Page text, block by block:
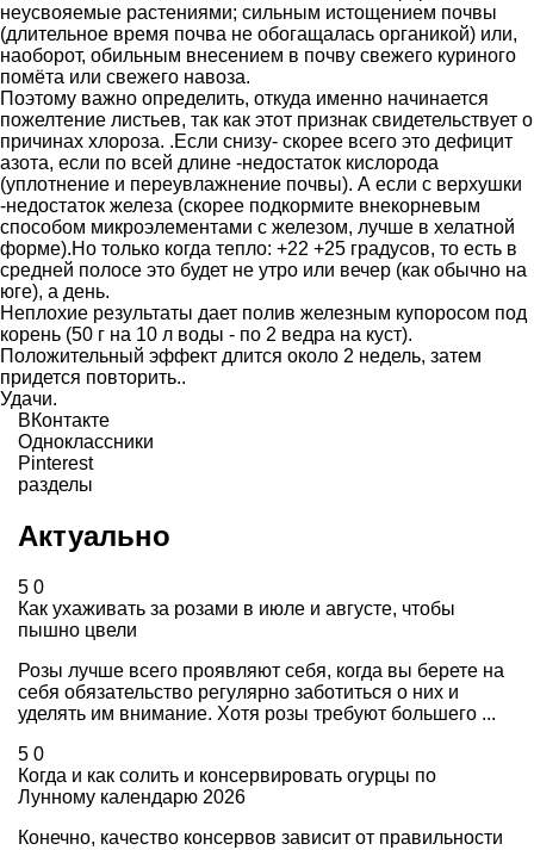
неусвояемые растениями; сильным истощением почвы
(длительное время почва не обогащалась органикой) или,
наоборот, обильным внесением в почву свежего куриного
помёта или свежего навоза.
Поэтому важно определить, откуда именно начинается
пожелтение листьев, так как этот признак свидетельствует о
причинах хлороза. .Если снизу- скорее всего это дефицит
азота, если по всей длине -недостаток кислорода
(уплотнение и переувлажнение почвы). А если с верхушки
-недостаток железа (скорее подкормите внекорневым
способом микроэлементами с железом, лучше в хелатной
форме).Но только когда тепло: +22 +25 градусов, то есть в
средней полосе это будет не утро или вечер (как обычно на
юге), а день.
Неплохие результаты дает полив железным купоросом под
корень (50 г на 10 л воды - по 2 ведра на куст).
Положительный эффект длится около 2 недель, затем
придется повторить..
Удачи.
ВКонтакте
Одноклассники
Pinterest
разделы
Актуально
5 0
Как ухаживать за розами в июле и августе, чтобы
пышно цвели
Розы лучше всего проявляют себя, когда вы берете на
себя обязательство регулярно заботиться о них и
уделять им внимание. Хотя розы требуют большего ...
5 0
Когда и как солить и консервировать огурцы по
Лунному календарю 2026
Конечно, качество консервов зависит от правильности